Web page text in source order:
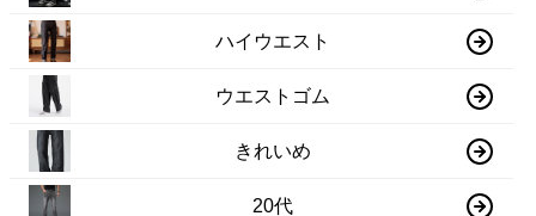
ハイウエスト
ウエストゴム
きれいめ
20代